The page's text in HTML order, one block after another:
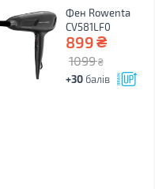
Фен Rowenta
CV581LF0
899₴
1099 ₴
+30 балів